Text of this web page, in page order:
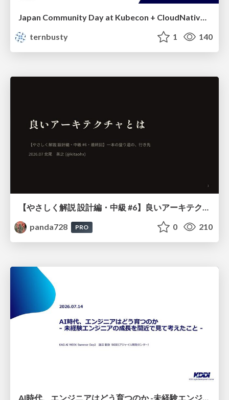
ternbusty
1 140
【やさしく解説 設計編・中級 #6】良いアーキテクチャとは ～ 一本の登り道の、行き先 ～
panda728
PRO 0 210